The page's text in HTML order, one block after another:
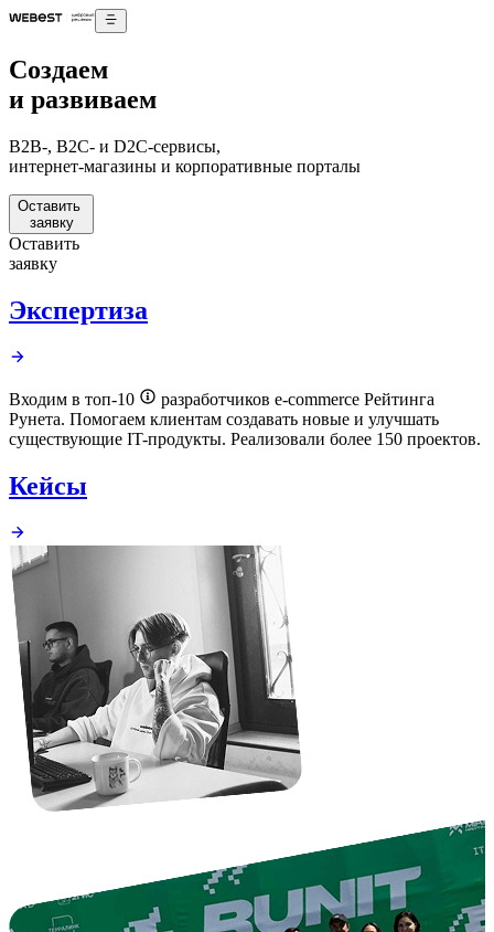
Создаем
и развиваем
B2B-, B2C- и D2C-сервисы,
интернет-магазины и корпоративные порталы
Оставить
заявку
Оставить
заявку
Экспертиза
Входим в топ-10
разработчиков e-commerce Рейтинга
Рунета. Помогаем клиентам создавать новые и улучшать
существующие IT-продукты. Реализовали более 150 проектов.
Кейсы